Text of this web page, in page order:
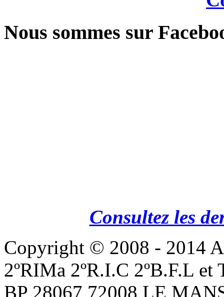
Nous sommes sur
Consultez les
Copyright © 2008 - 2014
2ºRIMa 2ºR.I.C 2ºB.F.L
BP 28067 72008 LE